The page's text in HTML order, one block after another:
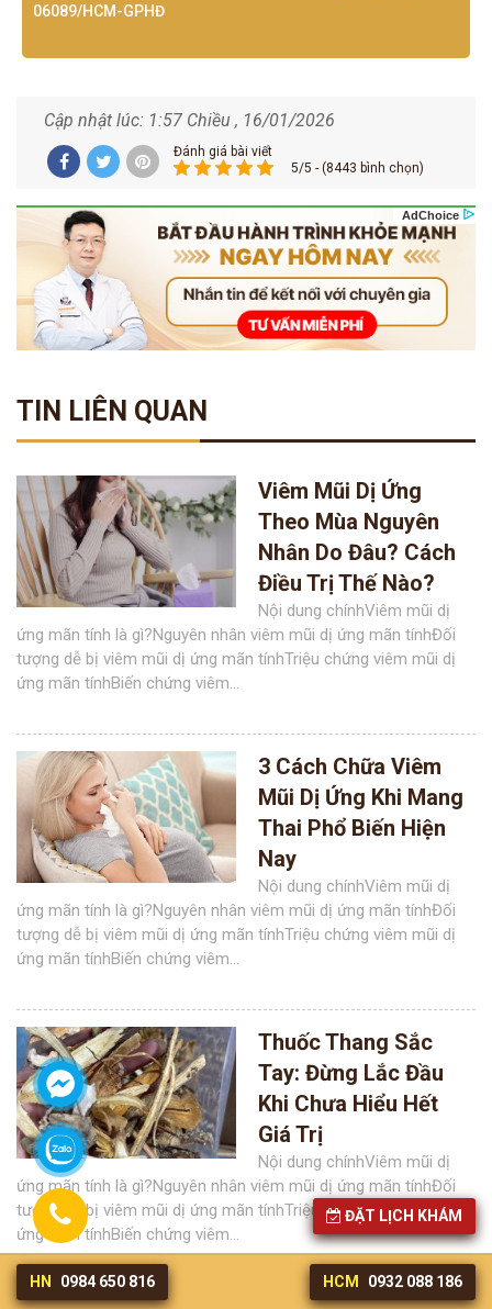
06089/HCM-GPHĐ
Cập nhật lúc: 1:57 Chiều , 16/01/2026
Đánh giá bài viết
5/5 - (8443 bình chọn)
TIN LIÊN QUAN
Viêm Mũi Dị Ứng
Theo Mùa Nguyên
Nhân Do Đâu? Cách
Điều Trị Thế Nào?
Nội dung chínhViêm mũi dị
ứng mãn tính là gì?Nguyên nhân viêm mũi dị ứng mãn tínhĐối
tượng dễ bị viêm mũi dị ứng mãn tínhTriệu chứng viêm mũi dị
ứng mãn tínhBiến chứng viêm...
3 Cách Chữa Viêm
Mũi Dị Ứng Khi Mang
Thai Phổ Biến Hiện
Nay
Nội dung chínhViêm mũi dị
ứng mãn tính là gì?Nguyên nhân viêm mũi dị ứng mãn tínhĐối
tượng dễ bị viêm mũi dị ứng mãn tínhTriệu chứng viêm mũi dị
ứng mãn tínhBiến chứng viêm...
Thuốc Thang Sắc
Tay: Đừng Lắc Đầu
Khi Chưa Hiểu Hết
Giá Trị
Nội dung chínhViêm mũi dị
ứng mãn tính là gì?Nguyên nhân viêm mũi dị ứng mãn tínhĐối
tượng dễ bị viêm mũi dị ứng mãn tínhTriệu chứng viêm mũi dị
ứng mãn tínhBiến chứng viêm...
HN 0984 650 816 HCM 0932 088 186
ĐẶT LỊCH KHÁM